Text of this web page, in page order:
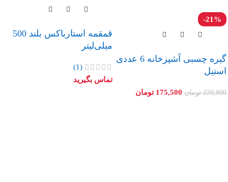
-21%
گیره چسبی آشپزخانه 6 عددی
استیل
220,800 تومان 175,500 تومان
قمقمه استارباکس بلند 500
میلی‌لیتر
(1)
تماس بگیرید